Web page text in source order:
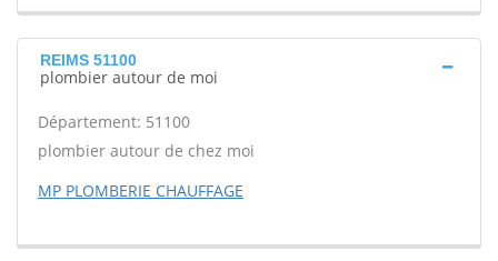
REIMS 51100
plombier autour de moi
Département: 51100
plombier autour de chez moi
MP PLOMBERIE CHAUFFAGE